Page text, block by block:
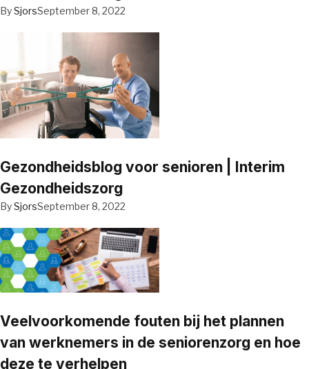
BySjorsSeptember 8, 2022
Gezondheidsblog voor senioren | Interim
Gezondheidszorg
BySjorsSeptember 8, 2022
Veelvoorkomende fouten bij het plannen
van werknemers in de seniorenzorg en hoe
deze te verhelpen